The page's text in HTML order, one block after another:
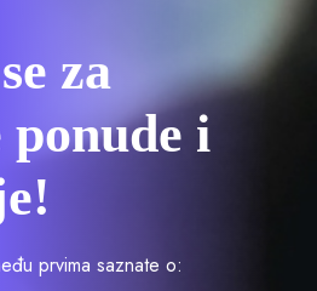
za
i
prvima saznate o: